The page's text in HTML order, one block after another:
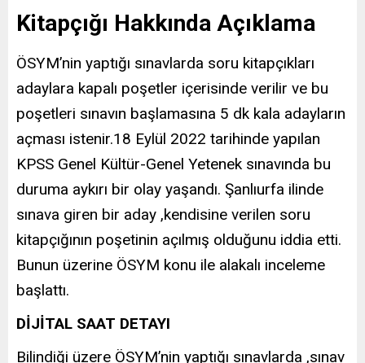
Kitapçığı Hakkında Açıklama
ÖSYM’nin yaptığı sınavlarda soru kitapçıkları
adaylara kapalı poşetler içerisinde verilir ve bu
poşetleri sınavın başlamasına 5 dk kala adayların
açması istenir.18 Eylül 2022 tarihinde yapılan
KPSS Genel Kültür-Genel Yetenek sınavında bu
duruma aykırı bir olay yaşandı. Şanlıurfa ilinde
sınava giren bir aday ,kendisine verilen soru
kitapçığının poşetinin açılmış olduğunu iddia etti.
Bunun üzerine ÖSYM konu ile alakalı inceleme
başlattı.
DİJİTAL SAAT DETAYI
Bilindiği üzere ÖSYM’nin yaptığı sınavlarda ,sınav